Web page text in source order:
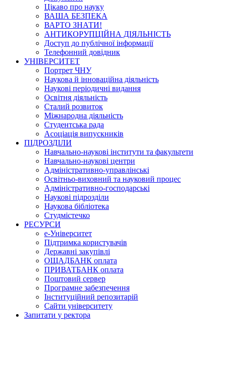
Цікаво про науку
ВАША БЕЗПЕКА
ВАРТО ЗНАТИ!
АНТИКОРУПЦІЙНА ДІЯЛЬНІСТЬ
Доступ до публічної інформації
Телефонний довідник
УНІВЕРСИТЕТ
Портрет ЧНУ
Наукова й інноваційна діяльність
Наукові періодичні видання
Освітня діяльність
Сталий розвиток
Міжнародна діяльність
Студентська рада
Асоціація випускників
ПІДРОЗДІЛИ
Навчально-наукові інститути та факультети
Навчально-наукові центри
Адміністративно-управлінські
Освітньо-виховний та науковий процес
Адміністративно-господарські
Наукові підрозділи
Наукова бібліотека
Студмістечко
РЕСУРСИ
е-Університет
Підтримка користувачів
Державні закупівлі
ОЩАДБАНК оплата
ПРИВАТБАНК оплата
Поштовий сервер
Програмне забезпечення
Інституційний репозитарій
Сайти університету
Запитати у ректора